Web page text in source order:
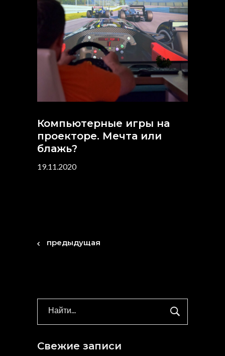
Компьютерные игры на
проекторе. Мечта или
блажь?
19.11.2020
предыдущая
Search
Свежие записи